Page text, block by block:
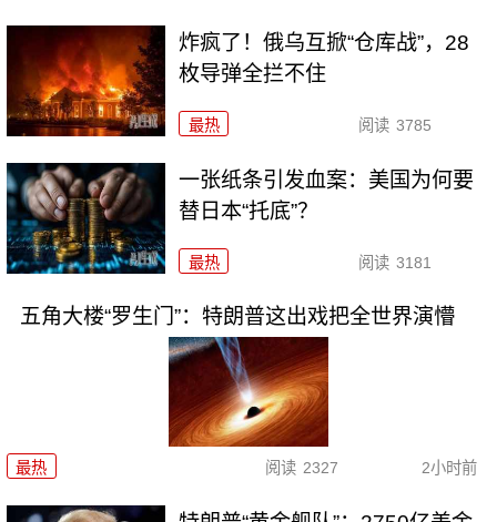
炸疯了！俄乌互掀“仓库战”，28
枚导弹全拦不住
最热 阅读 3785
一张纸条引发血案：美国为何要
替日本“托底”？
最热 阅读 3181
五角大楼“罗生门”：特朗普这出戏把全世界演懵
最热 阅读 2327 2小时前